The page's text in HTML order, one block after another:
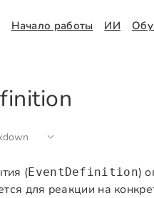
Начало работы ИИ
(EventDefinition)
для реакции на